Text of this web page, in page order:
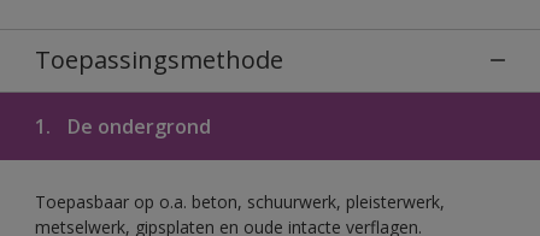
Toepassingsmethode
1. De ondergrond
Toepasbaar op o.a. beton, schuurwerk, pleisterwerk,
metselwerk, gipsplaten en oude intacte verflagen.